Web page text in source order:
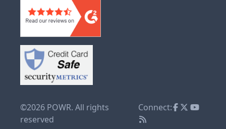
©2026 POWR. All rights
reserved
Connect: